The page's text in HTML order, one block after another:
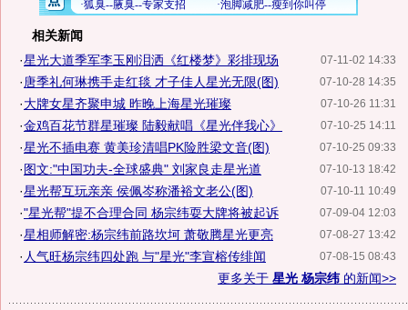
相关新闻
07-11-02 14:33
·星光大道季军李玉刚泪洒《红楼梦》彩排现场
07-10-28 14:35
· 唐季礼何琳携手走红毯 才子佳人星光无限(图)
07-10-26 11:31
·大牌女星齐聚申城 昨晚上海星光璀璨
07-10-25 14:11
·金鸡百花节群星璀璨 陆毅献唱《星光伴我心》
07-10-25 09:33
·星光不插电赛 黄美珍清唱PK险胜梁文音(图)
07-10-13 18:42
·图文:"中国功夫-全球盛典" 刘家良走星光道
07-10-11 10:49
·星光帮互玩亲亲 侯佩岑称潘裕文老公(图)
07-09-04 12:03
·"星光帮"提不合理合同 杨宗纬耍大牌将被起诉
07-08-27 13:42
·星相师解密:杨宗纬前路坎坷 萧敬腾星光更亮
07-08-15 08:43
· 人气旺杨宗纬四处跑 与"星光"李宣榕传绯闻
更多关于 星光 杨宗纬的新闻>>